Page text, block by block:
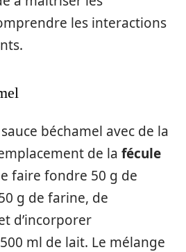
les interactions
béchamel avec de la
de la fécule
faire fondre 50 g de
g de farine, de
d’incorporer
ml de lait. Le mélange